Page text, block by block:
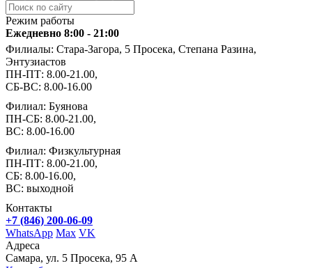
Режим работы
Ежедневно 8:00 - 21:00
Филиалы: Стара-Загора, 5 Просека, Степана Разина,
Энтузиастов
ПН-ПТ: 8.00-21.00,
СБ-ВС: 8.00-16.00
Филиал: Буянова
ПН-СБ: 8.00-21.00,
ВС: 8.00-16.00
Филиал: Физкультурная
ПН-ПТ: 8.00-21.00,
СБ: 8.00-16.00,
ВС: выходной
Контакты
+7 (846) 200-06-09
WhatsApp Max VK
Адреса
Самара, ул. 5 Просека, 95 А